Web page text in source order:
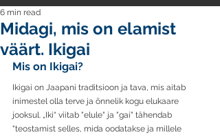
Midagi, mis on elamist
väärt. Ikigai
6 min read
Mis on Ikigai?
Ikigai on Jaapani traditsioon ja tava, mis aitab
inimestel olla terve ja õnnelik kogu elukaare
jooksul. „Iki“ viitab "elule" ja "gai" tähendab
"teostamist selles, mida oodatakse ja millele